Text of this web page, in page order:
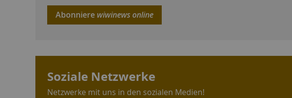
Abonniere wiwinews online
Soziale Netzwerke
Netzwerke mit uns in den sozialen Medien!